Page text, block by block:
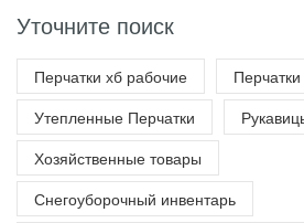
Уточните поиск
Перчатки хб рабочие
Утепленные Перчатки
Хозяйственные товары
Снегоуборочный инвентарь